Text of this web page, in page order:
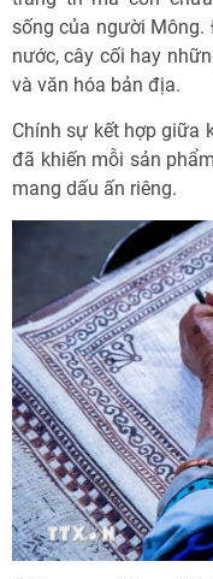
sống của người Mông.
nước, cây cối hay
và văn hóa bản địa.
Chính sự kết hợp giữa
đã khiến mỗi sản
mang dấu ấn riêng.